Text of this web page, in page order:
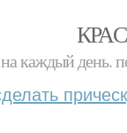
каждый день.